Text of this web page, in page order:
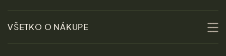
Udržateľnosť
Zľavy
Ženy
VŠETKO O NÁKUPE